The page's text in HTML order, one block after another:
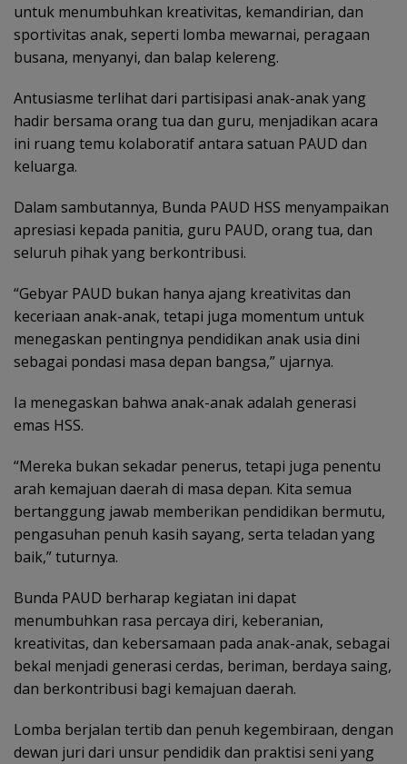
untuk menumbuhkan kreativitas, kemandirian, dan
sportivitas anak, seperti lomba mewarnai, peragaan
busana, menyanyi, dan balap kelereng.
Antusiasme terlihat dari partisipasi anak-anak yang
hadir bersama orang tua dan guru, menjadikan acara
ini ruang temu kolaboratif antara satuan PAUD dan
keluarga.
Dalam sambutannya, Bunda PAUD HSS menyampaikan
apresiasi kepada panitia, guru PAUD, orang tua, dan
seluruh pihak yang berkontribusi.
“Gebyar PAUD bukan hanya ajang kreativitas dan
keceriaan anak-anak, tetapi juga momentum untuk
menegaskan pentingnya pendidikan anak usia dini
sebagai pondasi masa depan bangsa,” ujarnya.
Ia menegaskan bahwa anak-anak adalah generasi
emas HSS.
“Mereka bukan sekadar penerus, tetapi juga penentu
arah kemajuan daerah di masa depan. Kita semua
bertanggung jawab memberikan pendidikan bermutu,
pengasuhan penuh kasih sayang, serta teladan yang
baik,” tuturnya.
Bunda PAUD berharap kegiatan ini dapat
menumbuhkan rasa percaya diri, keberanian,
kreativitas, dan kebersamaan pada anak-anak, sebagai
bekal menjadi generasi cerdas, beriman, berdaya saing,
dan berkontribusi bagi kemajuan daerah.
Lomba berjalan tertib dan penuh kegembiraan, dengan
dewan juri dari unsur pendidik dan praktisi seni yang